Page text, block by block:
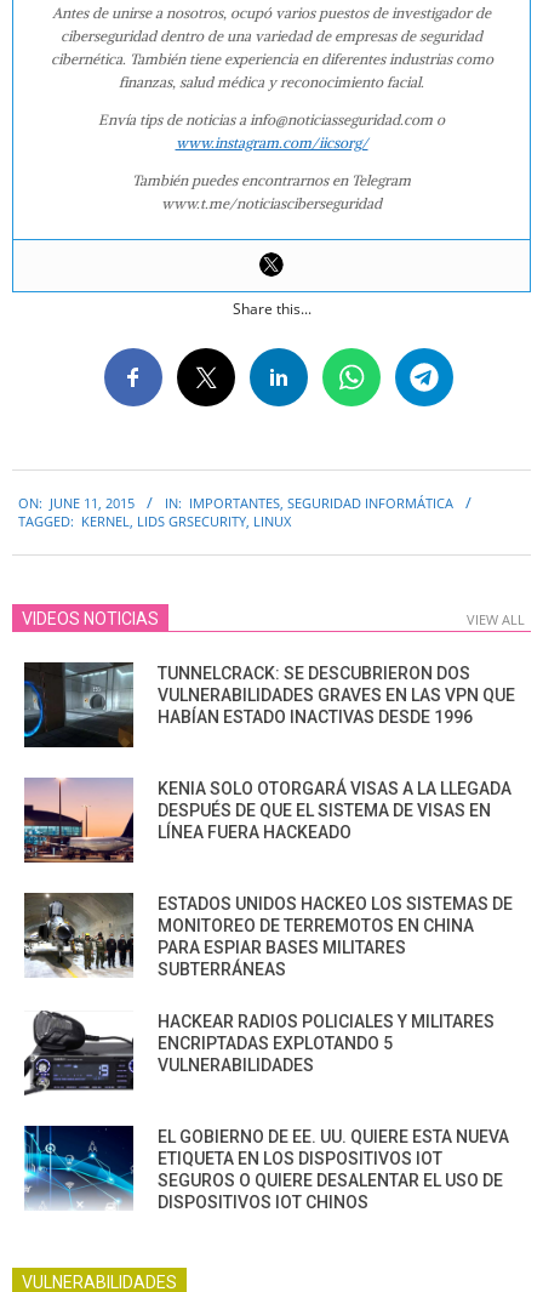
Antes de unirse a nosotros, ocupó varios puestos de investigador de
ciberseguridad dentro de una variedad de empresas de seguridad
cibernética. También tiene experiencia en diferentes industrias como
finanzas, salud médica y reconocimiento facial.
Envía tips de noticias a info@noticiasseguridad.com o
www.instagram.com/iicsorg/
También puedes encontrarnos en Telegram
www.t.me/noticiasciberseguridad
Share this...
06-
ON: JUNE 11, 2015 IN: IMPORTANTES, SEGURIDAD INFORMÁTICA
TAGGED: KERNEL, LIDS GRSECURITY, LINUX
VIDEOS NOTICIAS VIEW ALL
TUNNELCRACK: SE DESCUBRIERON DOS
VULNERABILIDADES GRAVES EN LAS VPN QUE
HABÍAN ESTADO INACTIVAS DESDE 1996
KENIA SOLO OTORGARÁ VISAS A LA LLEGADA
DESPUÉS DE QUE EL SISTEMA DE VISAS EN
LÍNEA FUERA HACKEADO
ESTADOS UNIDOS HACKEO LOS SISTEMAS DE
MONITOREO DE TERREMOTOS EN CHINA
PARA ESPIAR BASES MILITARES
SUBTERRÁNEAS
HACKEAR RADIOS POLICIALES Y MILITARES
ENCRIPTADAS EXPLOTANDO 5
VULNERABILIDADES
EL GOBIERNO DE EE. UU. QUIERE ESTA NUEVA
ETIQUETA EN LOS DISPOSITIVOS IOT
SEGUROS O QUIERE DESALENTAR EL USO DE
DISPOSITIVOS IOT CHINOS
VULNERABILIDADES